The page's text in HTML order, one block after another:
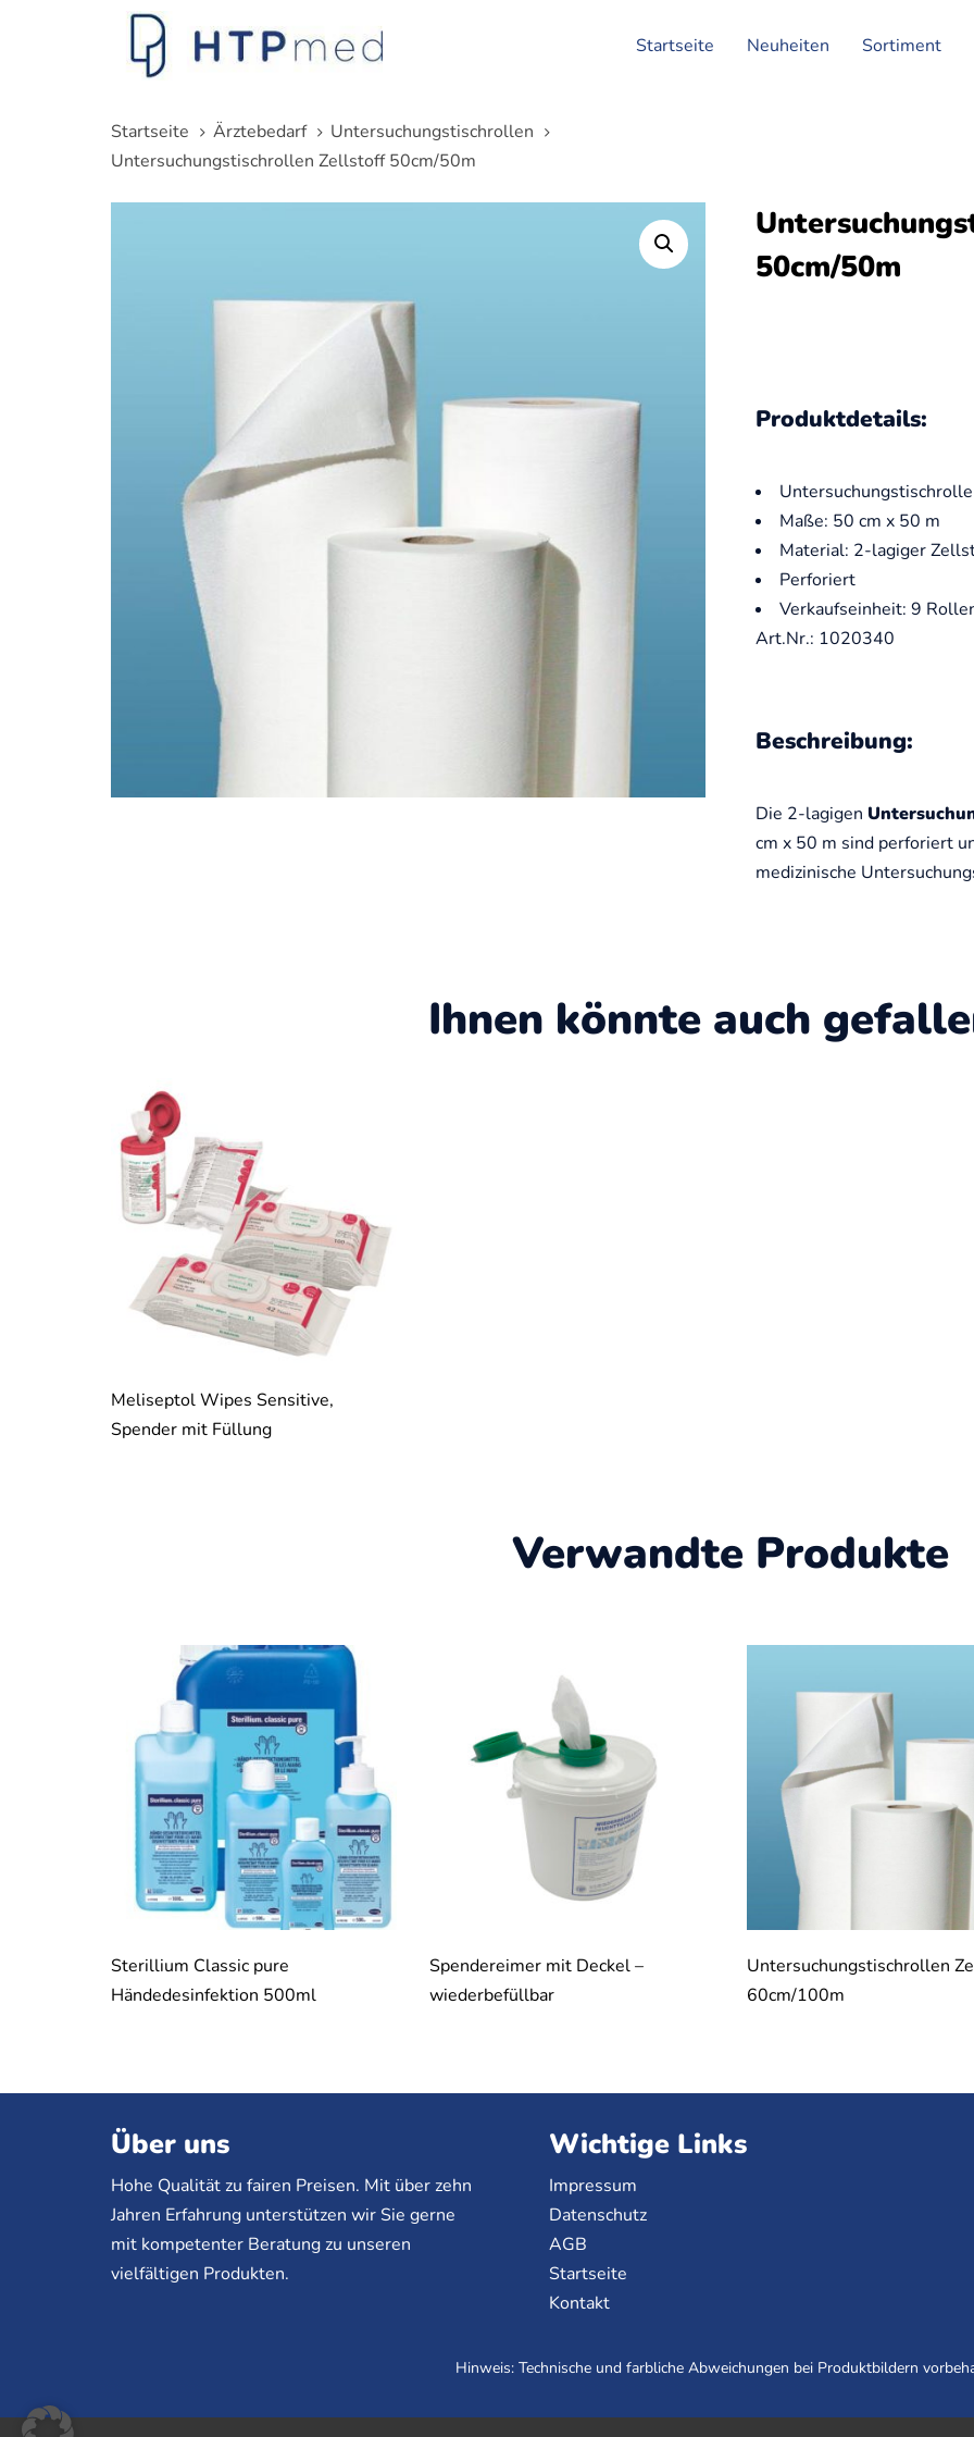
Startseite Neuheiten Sortiment
Startseite Ärztebedarf
Untersuchungstischrollen
Untersuchungstischrollen Zellstoff 50cm/50m
50cm/50m
Produktdetails:
Maße: 50 cm x 50 m
Material: 2-lagiger
Perforiert
Verkaufseinheit: 9
Art.Nr.: 1020340
Beschreibung:
Die 2-lagigen
cm x 50 m sind perforiert
medizinische
Ihnen könnte auch
Meliseptol Wipes Sensitive,
Spender mit Füllung
Verwandte Produkte
Sterillium Classic pure
Händedesinfektion 500ml
Spendereimer mit Deckel –
wiederbefüllbar
Untersuchungstischrollen
60cm/100m
Über uns
Hohe Qualität zu fairen Preisen. Mit über zehn
Jahren Erfahrung unterstützen wir Sie gerne
mit kompetenter Beratung zu unseren
vielfältigen Produkten.
Wichtige Links
Impressum
Datenschutz
AGB
Startseite
Kontakt
Hinweis: Technische und farbliche Abweichungen bei Produktbildern